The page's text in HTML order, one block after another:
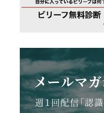
メールマガ
週１回配信「認識